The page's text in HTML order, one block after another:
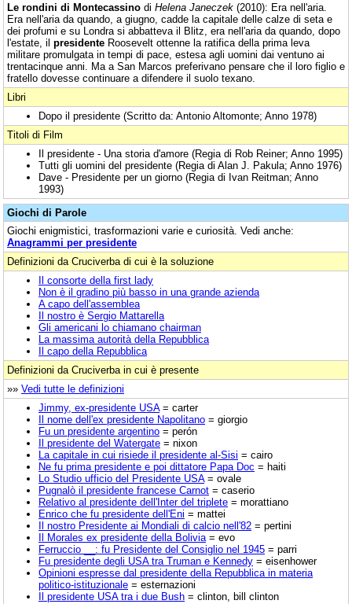
Le rondini di Montecassino di Helena Janeczek (2010): Era nell'aria.
Era nell'aria da quando, a giugno, cadde la capitale delle calze di seta e
dei profumi e su Londra si abbatteva il Blitz, era nell'aria da quando, dopo
l'estate, il presidente Roosevelt ottenne la ratifica della prima leva
militare promulgata in tempi di pace, estesa agli uomini dai ventuno ai
trentacinque anni. Ma a San Marcos preferivano pensare che il loro figlio e
fratello dovesse continuare a difendere il suolo texano.
Libri
Dopo il presidente (Scritto da: Antonio Altomonte; Anno 1978)
Titoli di Film
Il presidente - Una storia d'amore (Regia di Rob Reiner; Anno 1995)
Tutti gli uomini del presidente (Regia di Alan J. Pakula; Anno 1976)
Dave - Presidente per un giorno (Regia di Ivan Reitman; Anno
1993)
Giochi di Parole
Giochi enigmistici, trasformazioni varie e curiosità. Vedi anche:
Anagrammi per presidente
Definizioni da Cruciverba di cui è la soluzione
Il consorte della first lady
Non è il gradino più basso in una grande azienda
A capo dell'assemblea
Il nostro è Sergio Mattarella
Gli americani lo chiamano chairman
La massima autorità della Repubblica
Il capo della Repubblica
Definizioni da Cruciverba in cui è presente
»» Vedi tutte le definizioni
Jimmy, ex-presidente USA= carter
Il nome dell'ex presidente Napolitano = giorgio
Fu un presidente argentino = perón
Il presidente del Watergate = nixon
La capitale in cui risiede il presidente al-Sisi = cairo
Ne fu prima presidente e poi dittatore Papa Doc = haiti
Lo Studio ufficio del Presidente USA= ovale
Pugnalò il presidente francese Carnot = caserio
Relativo al presidente dell'Inter del triplete = morattiano
Enrico che fu presidente dell'Eni = mattei
Il nostro Presidente ai Mondiali di calcio nell'82 = pertini
Il Morales ex presidente della Bolivia = evo
Ferruccio __: fu Presidente del Consiglio nel 1945 = parri
Fu presidente degli USA tra Truman e Kennedy = eisenhower
Opinioni espresse dal presidente della Repubblica in materia
politico-istituzionale = esternazioni
Il presidente USA tra i due Bush = clinton, bill clinton